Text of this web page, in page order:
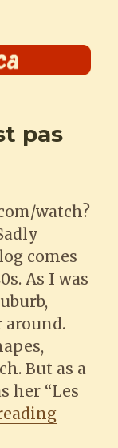
pas
watch?
comes
As I was
around.
But as a
her “Les
“Non,